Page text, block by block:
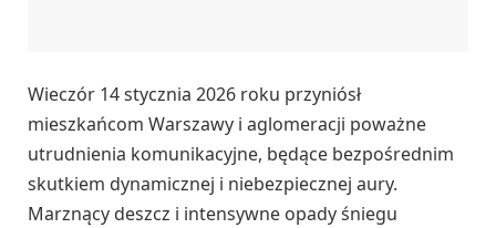
Wieczór 14 stycznia 2026 roku przyniósł
mieszkańcom Warszawy i aglomeracji poważne
utrudnienia komunikacyjne, będące bezpośrednim
skutkiem dynamicznej i niebezpiecznej aury.
Marznący deszcz i intensywne opady śniegu